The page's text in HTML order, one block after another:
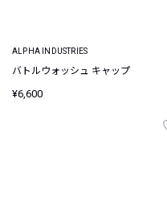
ALPHA INDUSTRIES
バトルウォッシュ キャップ
¥6,600